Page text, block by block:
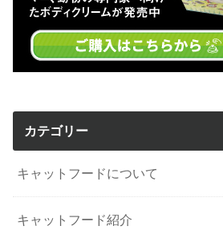
カテゴリー
キャットフードについて
キャットフード紹介